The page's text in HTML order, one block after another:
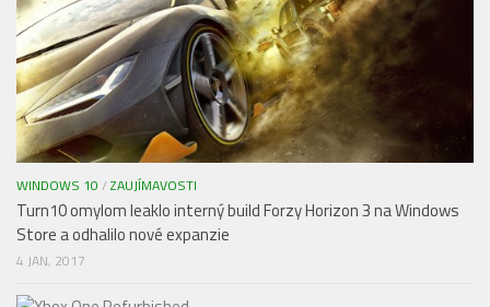
WINDOWS 10 /ZAUJÍMAVOSTI
Turn10 omylom leaklo interný build Forzy Horizon 3 na Windows
Store a odhalilo nové expanzie
4 JAN, 2017